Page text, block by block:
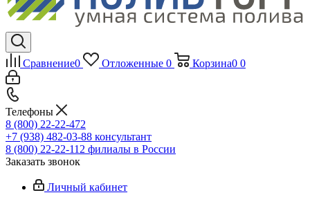
Сравнение0 Отложенные 0 Корзина0 0
Телефоны
8 (800) 22-22-472
+7 (938) 482-03-88 консультант
8 (800) 22-22-112 филиалы в России
Заказать звонок
Личный кабинет